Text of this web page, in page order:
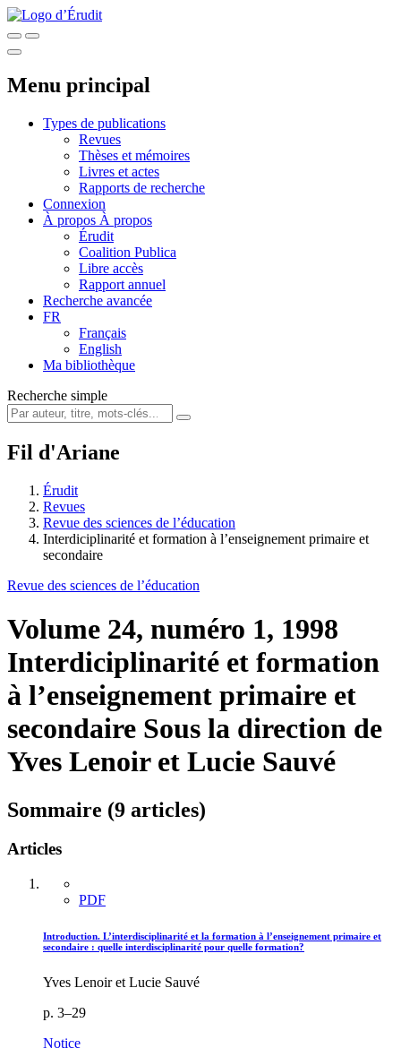
Menu principal
Types de publications
Revues
Thèses et mémoires
Livres et actes
Rapports de recherche
Connexion
À propos À propos
Érudit
Coalition Publica
Libre accès
Rapport annuel
Recherche avancée
FR
Français
English
Ma bibliothèque
Recherche simple
Fil d'Ariane
Érudit
Revues
Revue des sciences de l’éducation
Interdiciplinarité et formation à l’enseignement primaire et
secondaire
Revue des sciences de l’éducation
Volume 24, numéro 1, 1998
Interdiciplinarité et formation
à l’enseignement primaire et
secondaire Sous la direction de
Yves Lenoir et Lucie Sauvé
Sommaire (9 articles)
Articles
PDF
Introduction. L’interdisciplinarité et la formation à l’enseignement primaire et
secondaire : quelle interdisciplinarité pour quelle formation?
Yves Lenoir et Lucie Sauvé
p. 3–29
Notice